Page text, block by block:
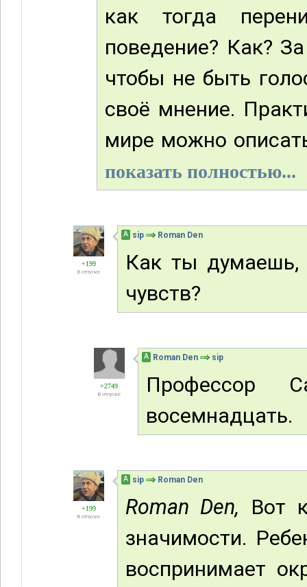
как тогда
поведение? Как?
чтобы не быть
своё мнение.
мире можно
показать полностью...
+199
В отпуске
А sip Roman Den
Как ты думаешь,
чувств?
+2749
В отпуске
А Roman Den sip
Профессор
восемнадцать.
+199
В отпуске
А sip Roman Den
Roman Den, Вот
значимости.
воспринимает